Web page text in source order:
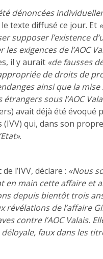
dénoncées
texte diffusé ce jour. Et
supposer l’existence
exigences de l’AOC
il y aurait «de fausses
de droits de
ainsi que la
sous l’AOC
avait déjà été évoqué
(IVV) qui, dans son
.
l’IVV, déclare : «Nous
en main cette affaire et
depuis bientôt trois
révélations de l’affaire
contre l’AOC Valais.
faux dans les